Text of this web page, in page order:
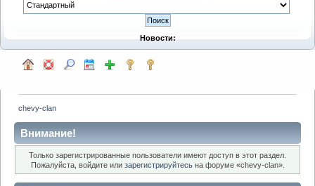
Новости:
chevy-clan
Внимание!
Только зарегистрированные пользователи имеют доступ в этот раздел.
Пожалуйста, войдите или зарегистрируйтесьна форуме «chevy-clan».